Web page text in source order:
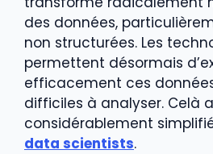
des données,
non structurées. Les
permettent désormais
efficacement ces
difficiles à analyser. Celà a
considérablement
data scientists.